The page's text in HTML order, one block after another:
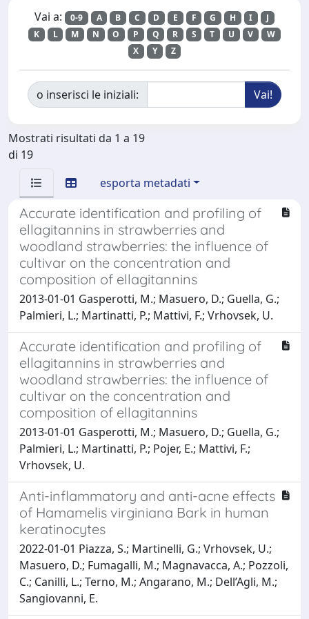
Vai a: 0-9 A B C D E F G H I
J
K
L M N O P Q R S T U V
W
X
Y Z
o inserisci le iniziali:
Mostrati risultati da 1 a 19
di 19
esporta metadati
Accurate identification and profiling of
ellagitannins in strawberries and
woodland strawberries: the influence of
cultivar on the concentration and
composition of ellagitannins
2013-01-01 Gasperotti, M.; Masuero, D.; Guella, G.;
Palmieri, L.; Martinatti, P.; Mattivi, F.; Vrhovsek, U.
Accurate identification and profiling of
ellagitannins in strawberries and
woodland strawberries: the influence of
cultivar on the concentration and
composition of ellagitannins
2013-01-01 Gasperotti, M.; Masuero, D.; Guella, G.;
Palmieri, L.; Martinatti, P.; Pojer, E.; Mattivi, F.;
Vrhovsek, U.
Anti-inflammatory and anti-acne effects
of Hamamelis virginiana Bark in human
keratinocytes
2022-01-01 Piazza, S.; Martinelli, G.; Vrhovsek, U.;
Masuero, D.; Fumagalli, M.; Magnavacca, A.; Pozzoli,
C.; Canilli, L.; Terno, M.; Angarano, M.; Dell’Agli, M.;
Sangiovanni, E.